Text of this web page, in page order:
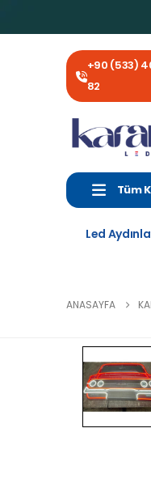
+90 (533)
82
Tüm
Led
ANASAYFA